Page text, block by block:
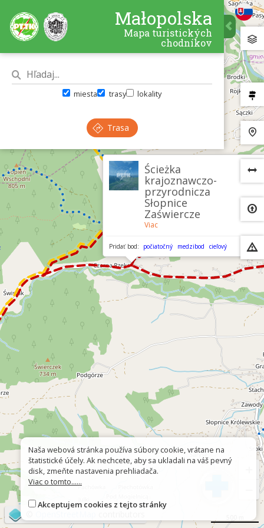
Ścieżka
krajoznawczo-
przyrodnicza
Słopnice
Zaświercze
Viac
Pridať bod: počiatočný medzibod cieľový
Małopolska
Mapa turistických
chodníkov
miesta trasy lokality
Trasa
Naša webová stránka používa súbory cookie, vrátane na
štatistické účely. Ak nechcete, aby sa ukladali na váš pevný
disk, zmeňte nastavenia prehliadača.
Viac o tomto......
Akceptujem cookies z tejto stránky